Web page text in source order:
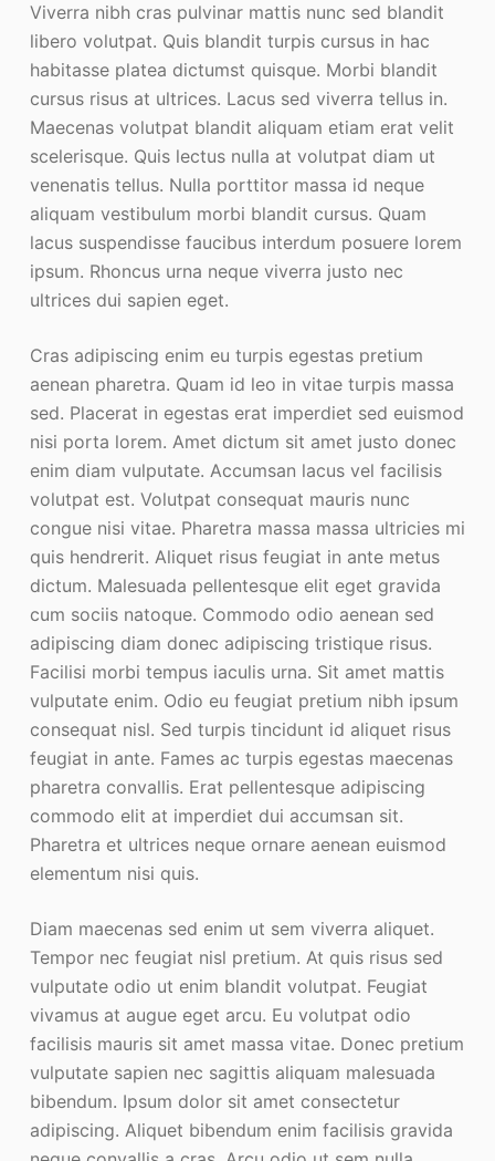
Viverra nibh cras pulvinar mattis nunc sed blandit
libero volutpat. Quis blandit turpis cursus in hac
habitasse platea dictumst quisque. Morbi blandit
cursus risus at ultrices. Lacus sed viverra tellus in.
Maecenas volutpat blandit aliquam etiam erat velit
scelerisque. Quis lectus nulla at volutpat diam ut
venenatis tellus. Nulla porttitor massa id neque
aliquam vestibulum morbi blandit cursus. Quam
lacus suspendisse faucibus interdum posuere lorem
ipsum. Rhoncus urna neque viverra justo nec
ultrices dui sapien eget.
Cras adipiscing enim eu turpis egestas pretium
aenean pharetra. Quam id leo in vitae turpis massa
sed. Placerat in egestas erat imperdiet sed euismod
nisi porta lorem. Amet dictum sit amet justo donec
enim diam vulputate. Accumsan lacus vel facilisis
volutpat est. Volutpat consequat mauris nunc
congue nisi vitae. Pharetra massa massa ultricies mi
quis hendrerit. Aliquet risus feugiat in ante metus
dictum. Malesuada pellentesque elit eget gravida
cum sociis natoque. Commodo odio aenean sed
adipiscing diam donec adipiscing tristique risus.
Facilisi morbi tempus iaculis urna. Sit amet mattis
vulputate enim. Odio eu feugiat pretium nibh ipsum
consequat nisl. Sed turpis tincidunt id aliquet risus
feugiat in ante. Fames ac turpis egestas maecenas
pharetra convallis. Erat pellentesque adipiscing
commodo elit at imperdiet dui accumsan sit.
Pharetra et ultrices neque ornare aenean euismod
elementum nisi quis.
Diam maecenas sed enim ut sem viverra aliquet.
Tempor nec feugiat nisl pretium. At quis risus sed
vulputate odio ut enim blandit volutpat. Feugiat
vivamus at augue eget arcu. Eu volutpat odio
facilisis mauris sit amet massa vitae. Donec pretium
vulputate sapien nec sagittis aliquam malesuada
bibendum. Ipsum dolor sit amet consectetur
adipiscing. Aliquet bibendum enim facilisis gravida